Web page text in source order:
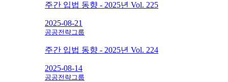
주간 입법 동향 - 2025년 Vol. 225
2025-08-21
공공전략그룹
주간 입법 동향 - 2025년 Vol. 224
2025-08-14
공공전략그룹